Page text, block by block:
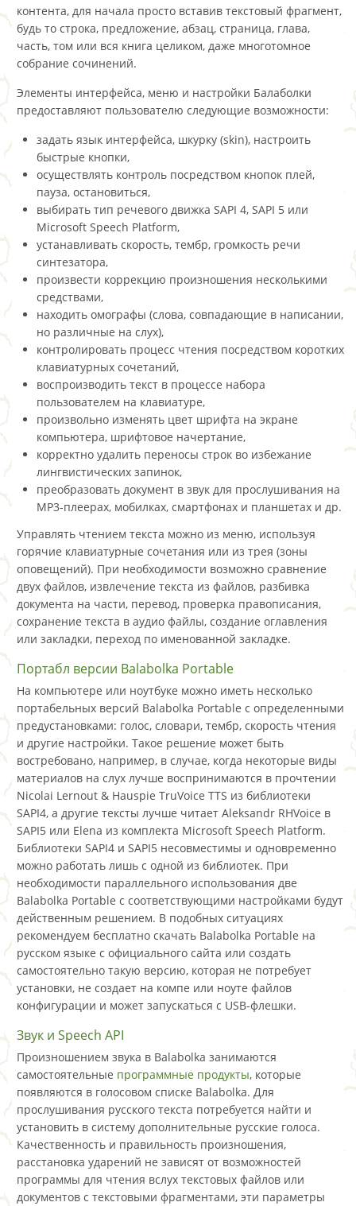
контента, для начала просто вставив текстовый фрагмент,
будь то строка, предложение, абзац, страница, глава,
часть, том или вся книга целиком, даже многотомное
собрание сочинений.
Элементы интерфейса, меню и настройки Балаболки
предоставляют пользователю следующие возможности:
задать язык интерфейса, шкурку (skin), настроить
быстрые кнопки,
осуществлять контроль посредством кнопок плей,
пауза, остановиться,
выбирать тип речевого движка SAPI 4, SAPI 5 или
Microsoft Speech Platform,
устанавливать скорость, тембр, громкость речи
синтезатора,
произвести коррекцию произношения несколькими
средствами,
находить омографы (слова, совпадающие в написании,
но различные на слух),
контролировать процесс чтения посредством коротких
клавиатурных сочетаний,
воспроизводить текст в процессе набора
пользователем на клавиатуре,
произвольно изменять цвет шрифта на экране
компьютера, шрифтовое начертание,
корректно удалить переносы строк во избежание
лингвистических запинок,
преобразовать документ в звук для прослушивания на
MP3-плеерах, мобилках, смартфонах и планшетах и др.
Управлять чтением текста можно из меню, используя
горячие клавиатурные сочетания или из трея (зоны
оповещений). При необходимости возможно сравнение
двух файлов, извлечение текста из файлов, разбивка
документа на части, перевод, проверка правописания,
сохранение текста в аудио файлы, создание оглавления
или закладки, переход по именованной закладке.
Портабл версии Balabolka Portable
На компьютере или ноутбуке можно иметь несколько
портабельных версий Balabolka Portable с определенными
предустановками: голос, словари, тембр, скорость чтения
и другие настройки. Такое решение может быть
востребовано, например, в случае, когда некоторые виды
материалов на слух лучше воспринимаются в прочтении
Nicolai Lernout & Hauspie TruVoice TTS из библиотеки
SAPI4, а другие тексты лучше читает Aleksandr RHVoice в
SAPI5 или Elena из комплекта Microsoft Speech Platform.
Библиотеки SAPI4 и SAPI5 несовместимы и одновременно
можно работать лишь с одной из библиотек. При
необходимости параллельного использования две
Balabolka Portable с соответствующими настройками будут
действенным решением. В подобных ситуациях
рекомендуем бесплатно скачать Balabolka Portable на
русском языке с официального сайта или создать
самостоятельно такую версию, которая не потребует
установки, не создает на компе или ноуте файлов
конфигурации и может запускаться с USB-флешки.
Звук и Speech API
Произношением звука в Balabolka занимаются
самостоятельные программные продукты, которые
появляются в голосовом списке Balabolka. Для
прослушивания русского текста потребуется найти и
установить в систему дополнительные русские голоса.
Качественность и правильность произношения,
расстановка ударений не зависят от возможностей
программы для чтения вслух текстовых файлов или
документов с текстовыми фрагментами, эти параметры